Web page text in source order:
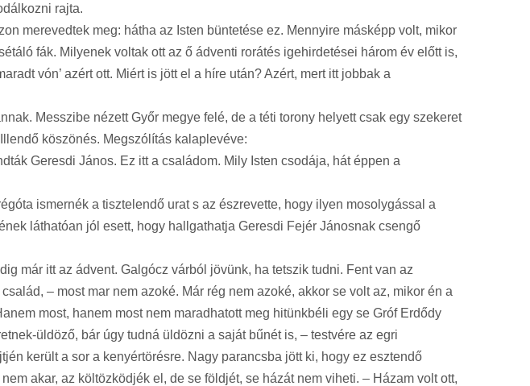
rajta.
merevedtek meg: hátha az Isten büntetése ez. Mennyire másképp volt, mikor
fák. Milyenek voltak ott az ő ádventi rorátés igehirdetései három év előtt is,
vón’ azért ott. Miért is jött el a híre után? Azért, mert itt jobbak a
Messzibe nézett Győr megye felé, de a téti torony helyett csak egy szekeret
köszönés. Megszólítás kalaplevéve:
Geresdi János. Ez itt a családom. Mily Isten csodája, hát éppen a
ismernék a tisztelendő urat s az észrevette, hogy ilyen mosolygással a
láthatóan jól esett, hogy hallgathatja Geresdi Fejér Jánosnak csengő
már itt az ádvent. Galgócz várból jövünk, ha tetszik tudni. Fent van az
– most mar nem azoké. Már rég nem azoké, akkor se volt az, mikor én a
most, hanem most nem maradhatott meg hitünkbéli egy se Gróf Erdődy
üldöző, bár úgy tudná üldözni a saját bűnét is, – testvére az egri
került a sor a kenyértörésre. Nagy parancsba jött ki, hogy ez esztendő
akar, az költözködjék el, de se földjét, se házát nem viheti. – Házam volt ott,